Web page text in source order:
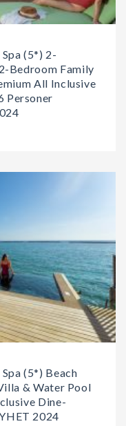
(5*) 2-
Bedroom Family
All Inclusive
Personer
(5*) Beach
& Water Pool
Dine-
2024